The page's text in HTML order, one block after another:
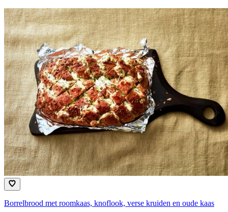
Borrelbrood met roomkaas, knoflook, verse kruiden en oude kaas